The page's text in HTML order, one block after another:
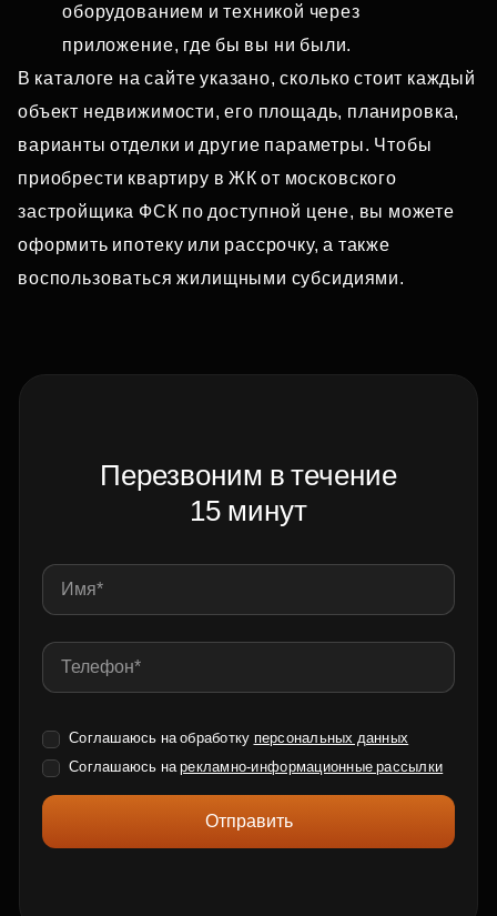
оборудованием и техникой через
приложение, где бы вы ни были.
В каталоге на сайте указано, сколько стоит каждый
объект недвижимости, его площадь, планировка,
варианты отделки и другие параметры. Чтобы
приобрести квартиру в ЖК от московского
застройщика ФСК по доступной цене, вы можете
оформить ипотеку или рассрочку, а также
воспользоваться жилищными субсидиями.
Перезвоним в течение
15 минут
Соглашаюсь на обработку персональных данных
Соглашаюсь нарекламно-информационные рассылки
Отправить